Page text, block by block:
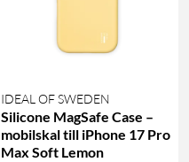
IDEAL OF SWEDEN
Silicone MagSafe Case –
mobilskal till iPhone 17 Pro
Max Soft Lemon